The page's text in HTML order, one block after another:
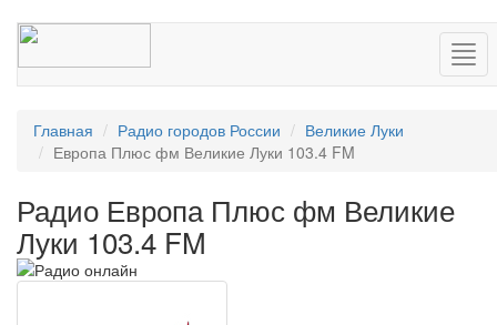
Главная Радио городов России
Великие Луки
Европа Плюс фм Великие Луки 103.4 FM
Радио Европа Плюс фм Великие
Луки 103.4 FM